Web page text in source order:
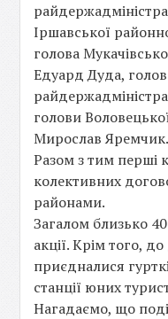
Іршавської
голова
Едуард Дуда,
голови
Мирослав Яремчик.
Разом з тим перші
колективних
районами.
Загалом близько
акції. Крім того,
приєдналися
станції юних
Нагадаємо, що